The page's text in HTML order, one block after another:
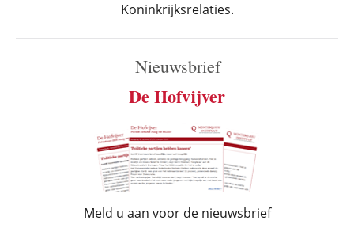
Koninkrijksrelaties.
Nieuwsbrief
De Hofvijver
Meld u aan voor de nieuwsbrief